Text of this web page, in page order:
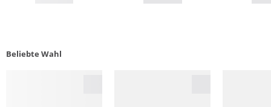
Beliebte Wahl